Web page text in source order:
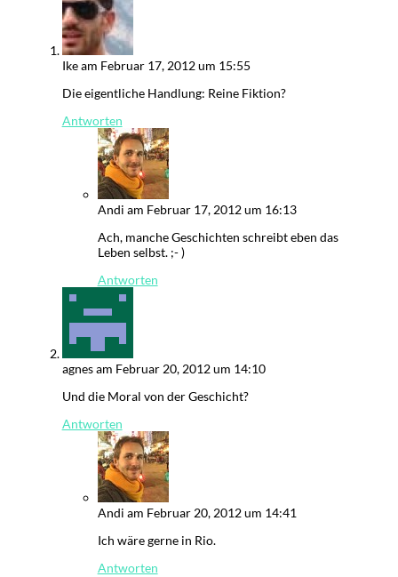
Ike am Februar 17, 2012 um 15:55
Die eigentliche Handlung: Reine Fiktion?
Antworten
Andi am Februar 17, 2012 um 16:13
Ach, manche Geschichten schreibt eben das
Leben selbst. ;- )
Antworten
agnes am Februar 20, 2012 um 14:10
Und die Moral von der Geschicht?
Antworten
Andi am Februar 20, 2012 um 14:41
Ich wäre gerne in Rio.
Antworten